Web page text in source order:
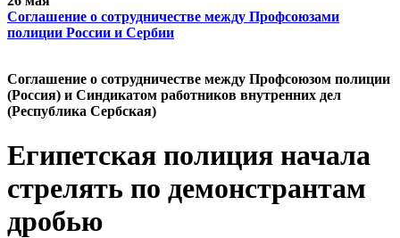
Cоглашение о сотрудничестве между Профсоюзами
полиции России и Сербии
Cоглашение о сотрудничестве между Профсоюзом полиции
(Россия) и Синдикатом работников внутренних дел
(Республика Сербская)
Египетская полиция начала
стрелять по демонстрантам
дробью